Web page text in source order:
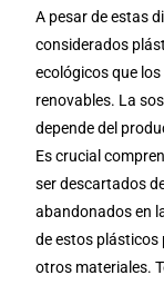
A pesar de estas
considerados
ecológicos que
renovables. La
depende del
Es crucial
ser descartados
abandonados en
de estos plásticos
otros materiales.